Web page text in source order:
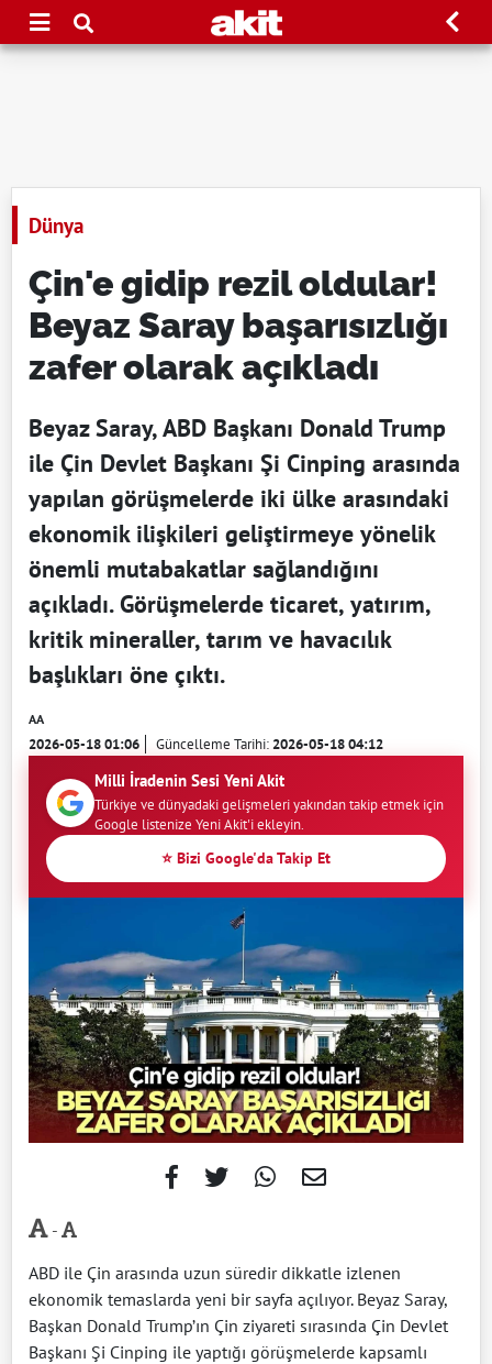
Dünya
Çin'e gidip rezil oldular!
Beyaz Saray başarısızlığı
zafer olarak açıkladı
Beyaz Saray, ABD Başkanı Donald Trump
ile Çin Devlet Başkanı Şi Cinping arasında
yapılan görüşmelerde iki ülke arasındaki
ekonomik ilişkileri geliştirmeye yönelik
önemli mutabakatlar sağlandığını
açıkladı. Görüşmelerde ticaret, yatırım,
kritik mineraller, tarım ve havacılık
başlıkları öne çıktı.
AA
2026-05-18 01:06 Güncelleme Tarihi:2026-05-18 04:12
Milli İradenin Sesi Yeni Akit
Türkiye ve dünyadaki gelişmeleri yakından takip etmek için
Google listenize Yeni Akit'i ekleyin.
⭐ Bizi Google'da Takip Et
-
ABD ile Çin arasında uzun süredir dikkatle izlenen
ekonomik temaslarda yeni bir sayfa açılıyor. Beyaz Saray,
Başkan Donald Trump’ın Çin ziyareti sırasında Çin Devlet
Başkanı Şi Cinping ile yaptığı görüşmelerde kapsamlı